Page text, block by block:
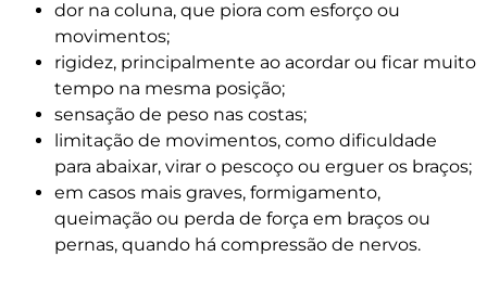
dor na coluna, que piora com esforço ou
movimentos;
rigidez, principalmente ao acordar ou ficar muito
tempo na mesma posição;
sensação de peso nas costas;
limitação de movimentos, como dificuldade
para abaixar, virar o pescoço ou erguer os braços;
em casos mais graves, formigamento,
queimação ou perda de força em braços ou
pernas, quando há compressão de nervos.